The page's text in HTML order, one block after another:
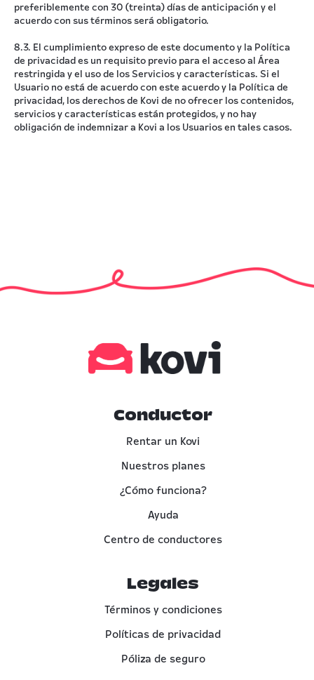
preferiblemente con 30 (treinta) días de anticipación y el
acuerdo con sus términos será obligatorio.
8.3. El cumplimiento expreso de este documento y la Política
de privacidad es un requisito previo para el acceso al Área
restringida y el uso de los Servicios y características. Si el
Usuario no está de acuerdo con este acuerdo y la Política de
privacidad, los derechos de Kovi de no ofrecer los contenidos,
servicios y características están protegidos, y no hay
obligación de indemnizar a Kovi a los Usuarios en tales casos.
Conductor
Rentar un Kovi
Nuestros planes
¿Cómo funciona?
Ayuda
Centro de conductores
Legales
Términos y condiciones
Políticas de privacidad
Póliza de seguro